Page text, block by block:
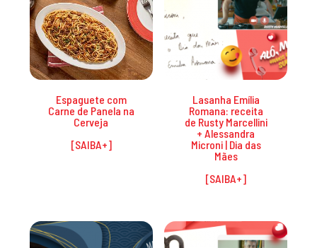
Espaguete com
Carne de Panela na
Cerveja
Lasanha Emília
Romana: receita
de Rusty Marcellini
+ Alessandra
Microni | Dia das
Mães